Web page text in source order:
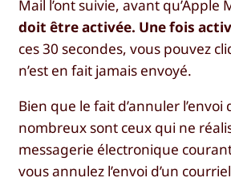
Mail l’ont suivie, avant
doit être activée. Une fois
ces 30 secondes, vous pouvez
n’est en fait jamais envoyé.
Bien que le fait d’annuler
nombreux sont ceux qui ne
messagerie électronique
vous annulez l’envoi d’un